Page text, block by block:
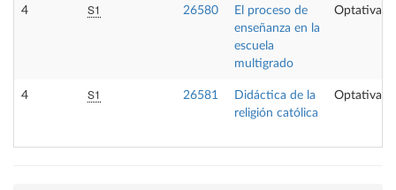
4 S1 26580
El proceso de
enseñanza en la
escuela
multigrado
Optativa
4 S1 26581
Didáctica de la
religión católica
Optativa